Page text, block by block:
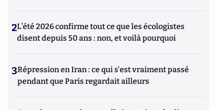
2L’été 2026 confirme tout ce que les écologistes
disent depuis 50 ans : non, et voilà pourquoi
3Répression en Iran : ce qui s'est vraiment passé
pendant que Paris regardait ailleurs